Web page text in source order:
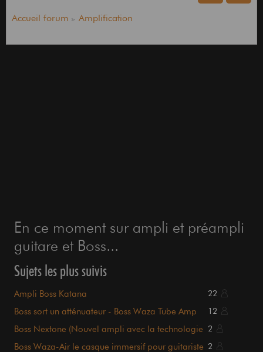
Accueil forum Amplification
En ce moment sur ampli et préampli
guitare et Boss...
Sujets les plus suivis
Ampli Boss Katana 22
Boss sort un atténuateur - Boss Waza Tube Amp
12
Boss Nextone (Nouvel ampli avec la technologie
2
Boss Waza-Air le casque immersif pour guitariste 2